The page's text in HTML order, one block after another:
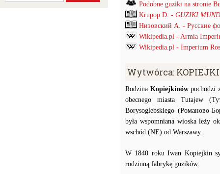
Podobne guziki na stronie
Krupop D. - GUZIKI
Низовский А. - Русские
Wikipedia.pl - Armia
Wikipedia.pl - Imperium
Wytwórca:
Rodzina Kopiejkinówpochodzi
obecnego miasta Tutajew
Borysoglebskiego (Романово-
była wspomniana wioska leży
wschód (NE) od Warszawy.
W 1840 roku Iwan Kopiejkin
rodzinną fabrykę guzików.